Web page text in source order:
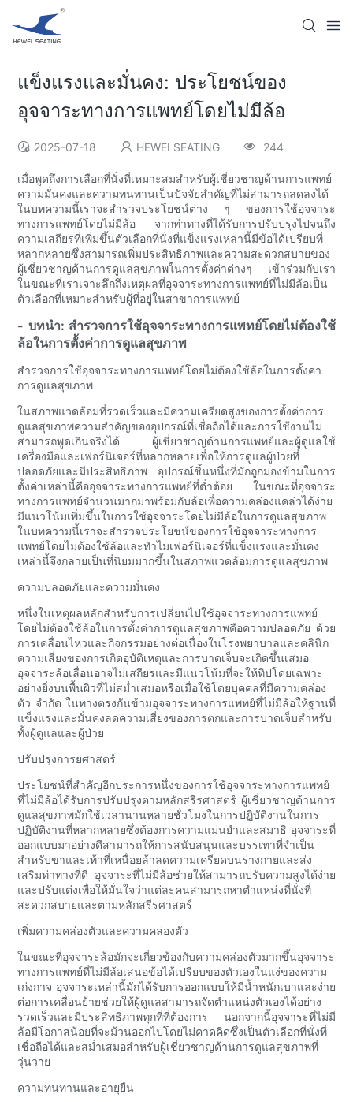
แข็งแรงและมั่นคง: ประโยชน์ของ
อุจจาระทางการแพทย์โดยไม่มีล้อ
2025-07-18 HEWEI SEATING 244
เมื่อพูดถึงการเลือกที่นั่งที่เหมาะสมสำหรับผู้เชี่ยวชาญด้านการแพทย์
ความมั่นคงและความทนทานเป็นปัจจัยสำคัญที่ไม่สามารถลดลงได้
ในบทความนี้เราจะสำรวจประโยชน์ต่าง ๆ ของการใช้อุจจาระ
ทางการแพทย์โดยไม่มีล้อ จากท่าทางที่ได้รับการปรับปรุงไปจนถึง
ความเสถียรที่เพิ่มขึ้นตัวเลือกที่นั่งที่แข็งแรงเหล่านี้มีข้อได้เปรียบที่
หลากหลายซึ่งสามารถเพิ่มประสิทธิภาพและความสะดวกสบายของ
ผู้เชี่ยวชาญด้านการดูแลสุขภาพในการตั้งค่าต่างๆ เข้าร่วมกับเรา
ในขณะที่เราเจาะลึกถึงเหตุผลที่อุจจาระทางการแพทย์ที่ไม่มีล้อเป็น
ตัวเลือกที่เหมาะสำหรับผู้ที่อยู่ในสาขาการแพทย์
- บทนำ: สำรวจการใช้อุจจาระทางการแพทย์โดยไม่ต้องใช้
ล้อในการตั้งค่าการดูแลสุขภาพ
สำรวจการใช้อุจจาระทางการแพทย์โดยไม่ต้องใช้ล้อในการตั้งค่า
การดูแลสุขภาพ
ในสภาพแวดล้อมที่รวดเร็วและมีความเครียดสูงของการตั้งค่าการ
ดูแลสุขภาพความสำคัญของอุปกรณ์ที่เชื่อถือได้และการใช้งานไม่
สามารถพูดเกินจริงได้ ผู้เชี่ยวชาญด้านการแพทย์และผู้ดูแลใช้
เครื่องมือและเฟอร์นิเจอร์ที่หลากหลายเพื่อให้การดูแลผู้ป่วยที่
ปลอดภัยและมีประสิทธิภาพ อุปกรณ์ชิ้นหนึ่งที่มักถูกมองข้ามในการ
ตั้งค่าเหล่านี้คืออุจจาระทางการแพทย์ที่ต่ำต้อย ในขณะที่อุจจาระ
ทางการแพทย์จำนวนมากมาพร้อมกับล้อเพื่อความคล่องแคล่วได้ง่าย
มีแนวโน้มเพิ่มขึ้นในการใช้อุจจาระโดยไม่มีล้อในการดูแลสุขภาพ
ในบทความนี้เราจะสำรวจประโยชน์ของการใช้อุจจาระทางการ
แพทย์โดยไม่ต้องใช้ล้อและทำไมเฟอร์นิเจอร์ที่แข็งแรงและมั่นคง
เหล่านี้จึงกลายเป็นที่นิยมมากขึ้นในสภาพแวดล้อมการดูแลสุขภาพ
ความปลอดภัยและความมั่นคง
หนึ่งในเหตุผลหลักสำหรับการเปลี่ยนไปใช้อุจจาระทางการแพทย์
โดยไม่ต้องใช้ล้อในการตั้งค่าการดูแลสุขภาพคือความปลอดภัย ด้วย
การเคลื่อนไหวและกิจกรรมอย่างต่อเนื่องในโรงพยาบาลและคลินิก
ความเสี่ยงของการเกิดอุบัติเหตุและการบาดเจ็บจะเกิดขึ้นเสมอ
อุจจาระล้อเลื่อนอาจไม่เสถียรและมีแนวโน้มที่จะให้ทิปโดยเฉพาะ
อย่างยิ่งบนพื้นผิวที่ไม่สม่ำเสมอหรือเมื่อใช้โดยบุคคลที่มีความคล่อง
ตัว จำกัด ในทางตรงกันข้ามอุจจาระทางการแพทย์ที่ไม่มีล้อให้ฐานที่
แข็งแรงและมั่นคงลดความเสี่ยงของการตกและการบาดเจ็บสำหรับ
ทั้งผู้ดูแลและผู้ป่วย
ปรับปรุงการยศาสตร์
ประโยชน์ที่สำคัญอีกประการหนึ่งของการใช้อุจจาระทางการแพทย์
ที่ไม่มีล้อได้รับการปรับปรุงตามหลักสรีรศาสตร์ ผู้เชี่ยวชาญด้านการ
ดูแลสุขภาพมักใช้เวลานานหลายชั่วโมงในการปฏิบัติงานในการ
ปฏิบัติงานที่หลากหลายซึ่งต้องการความแม่นยำและสมาธิ อุจจาระที่
ออกแบบมาอย่างดีสามารถให้การสนับสนุนและบรรเทาที่จำเป็น
สำหรับขาและเท้าที่เหนื่อยล้าลดความเครียดบนร่างกายและส่ง
เสริมท่าทางที่ดี อุจจาระที่ไม่มีล้อช่วยให้สามารถปรับความสูงได้ง่าย
และปรับแต่งเพื่อให้มั่นใจว่าแต่ละคนสามารถหาตำแหน่งที่นั่งที่
สะดวกสบายและตามหลักสรีรศาสตร์
เพิ่มความคล่องตัวและความคล่องตัว
ในขณะที่อุจจาระล้อมักจะเกี่ยวข้องกับความคล่องตัวมากขึ้นอุจจาระ
ทางการแพทย์ที่ไม่มีล้อเสนอข้อได้เปรียบของตัวเองในแง่ของความ
เก่งกาจ อุจจาระเหล่านี้มักได้รับการออกแบบให้มีน้ำหนักเบาและง่าย
ต่อการเคลื่อนย้ายช่วยให้ผู้ดูแลสามารถจัดตำแหน่งตัวเองได้อย่าง
รวดเร็วและมีประสิทธิภาพทุกที่ที่ต้องการ นอกจากนี้อุจจาระที่ไม่มี
ล้อมีโอกาสน้อยที่จะม้วนออกไปโดยไม่คาดคิดซึ่งเป็นตัวเลือกที่นั่งที่
เชื่อถือได้และสม่ำเสมอสำหรับผู้เชี่ยวชาญด้านการดูแลสุขภาพที่
วุ่นวาย
ความทนทานและอายุยืน